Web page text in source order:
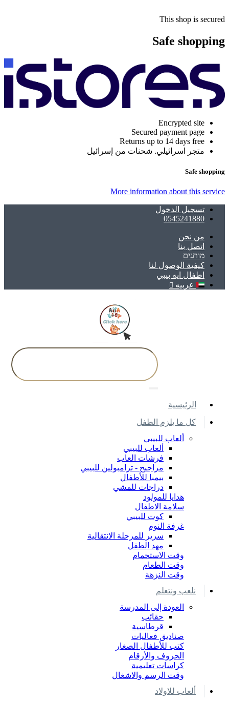
This shop is secured
Safe shopping
Encrypted site
Secured payment page
Returns up to 14 days free
متجر اسرائيلي. شحنات من إسرائيل
Safe shopping
More information about this service
تسجيل الدخول
0545241880
ﻣﻦ ﻧﺤﻦ
اتصل بنا
מותגים
كيفية الوصول لنا
اطفال ايه بيبي
عربيه
اﻟﺮﺋﻴﺴﻴﺔ
كل ما يلزم الطفل
ألعاب للبيبي
ألعاب للبيبي
فرشات العاب
مراجيح - ترامبولين للبيبي
بيمبا للأطفال
دراجات للمشي
هدايا للمولود
سلامة الاطفال
كوت للبيبي
غرفة النوم
سرير للمرحلة الانتقالية
مهد الطفل
وقت الاستحمام
وقت الطعام
وقت النزهة
نلعب ونتعلم
العودة إلى المدرسة
حقائب
قرطاسية
صناديق فعاليات
كتب للأطفال الصغار
الحروف والأرقام
كراسات تعليمية
وقت الرسم والاشغال
ألعاب للاولاد